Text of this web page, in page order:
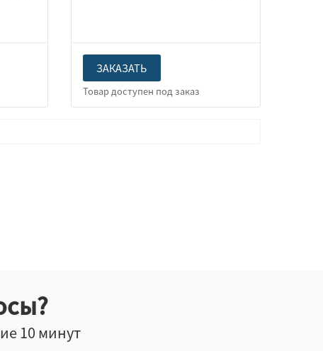
ЗАКАЗАТЬ
10 минут